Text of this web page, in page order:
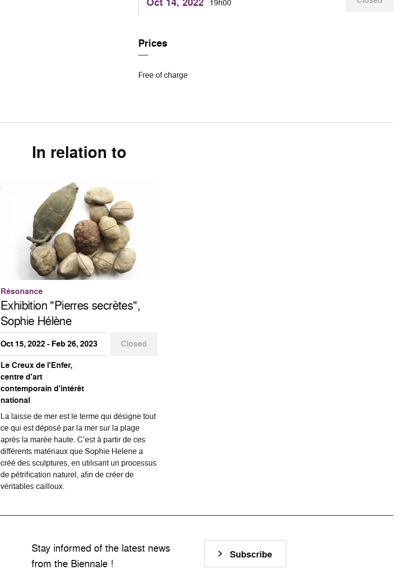
19h00
Prices
Free of charge
In relation to
Résonance
Exhibition "Pierres secrètes",
Sophie Hélène
Oct 15, 2022 - Feb 26, 2023
Closed
Le Creux de l'Enfer,
centre d'art
contemporain d'intérêt
national
La laisse de mer est le terme qui désigne tout
ce qui est déposé par la mer sur la plage
après la marée haute. C’est à partir de ces
différents matériaux que Sophie Helene a
créé des sculptures, en utilisant un processus
de pétrification naturel, afin de créer de
véritables cailloux.
Stay informed of the latest news
from the Biennale !
Subscribe